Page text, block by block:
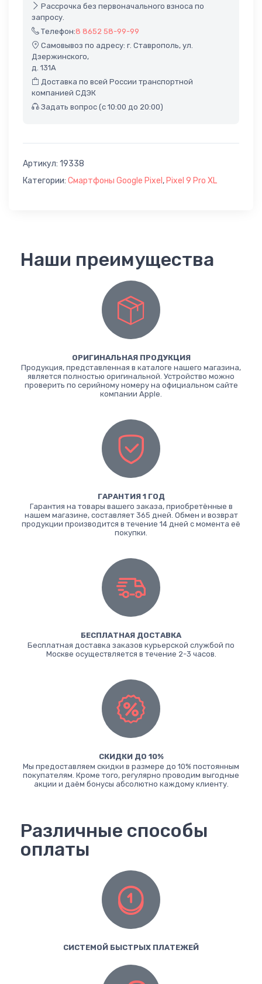
Рассрочка без первоначального взноса по
запросу.
Телефон:8 8652 58-99-99
Самовывоз по адресу: г. Ставрополь, ул.
Дзержинского,
д. 131А
Доставка по всей России транспортной
компанией СДЭК
Задать вопрос (с 10:00 до 20:00)
Артикул: 19338
Категории: Смартфоны Google Pixel , Pixel 9 Pro XL
Наши преимущества
ОРИГИНАЛЬНАЯ ПРОДУКЦИЯ
Продукция, представленная в каталоге нашего магазина,
является полностью оригинальной. Устройство можно
проверить по серийному номеру на официальном сайте
компании Apple.
ГАРАНТИЯ 1 ГОД
Гарантия на товары вашего заказа, приобретённые в
нашем магазине, составляет 365 дней. Обмен и возврат
продукции производится в течение 14 дней с момента её
покупки.
БЕСПЛАТНАЯ ДОСТАВКА
Бесплатная доставка заказов курьерской службой по
Москве осуществляется в течение 2-3 часов.
СКИДКИ ДО 10%
Мы предоставляем скидки в размере до 10% постоянным
покупателям. Кроме того, регулярно проводим выгодные
акции и даём бонусы абсолютно каждому клиенту.
Различные способы
оплаты
СИСТЕМОЙ БЫСТРЫХ ПЛАТЕЖЕЙ